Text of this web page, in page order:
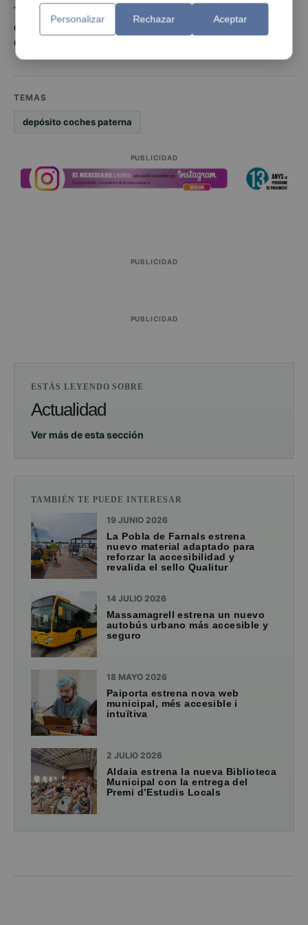
También, se ha dotado al depósito de oficinas para
que las gestiones que tengan que realizar los
ciudadanos sean más próximas y cómodas.
TEMAS
depósito coches paterna
PUBLICIDAD
PUBLICIDAD
PUBLICIDAD
ESTÁS LEYENDO SOBRE
Actualidad
Ver más de esta sección
TAMBIÉN TE PUEDE INTERESAR
19 JUNIO 2026
La Pobla de Farnals estrena
nuevo material adaptado para
reforzar la accesibilidad y
revalida el sello Qualitur
14 JULIO 2026
Massamagrell estrena un nuevo
autobús urbano más accesible y
seguro
18 MAYO 2026
Paiporta estrena nova web
municipal, més accesible i
intuïtiva
2 JULIO 2026
Aldaia estrena la nueva Biblioteca
Municipal con la entrega del
Premi d’Estudis Locals
Personalizar Rechazar Aceptar